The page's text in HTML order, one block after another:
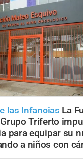
las Infancias La
Triferto
para equipar su
a niños con